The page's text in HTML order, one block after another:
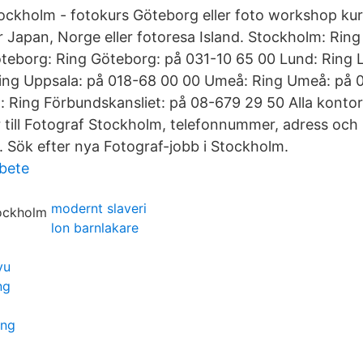
- fotokurs Göteborg eller foto workshop
Norge eller fotoresa Island. Stockholm:
Ring Göteborg: på 031-10 65 00 Lund: Ring
Uppsala: på 018-68 00 00 Umeå: Ring Umeå: på
Ring Förbundskansliet: på 08-679 29 50 Alla kontor
Fotograf Stockholm, telefonnummer, adress och
efter nya Fotograf-jobb i Stockholm.
modernt slaveri
lon barnlakare